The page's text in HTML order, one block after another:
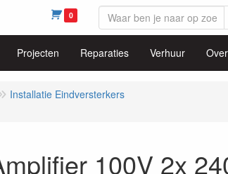
0
Projecten Reparaties Verhuur
Installatie Eindversterkers
100V 2x